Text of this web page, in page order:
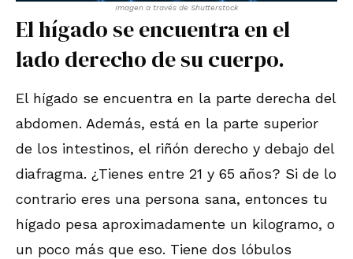
Imagen a través de Shutterstock
El hígado se encuentra en el
lado derecho de su cuerpo.
El hígado se encuentra en la parte derecha del
abdomen. Además, está en la parte superior
de los intestinos, el riñón derecho y debajo del
diafragma. ¿Tienes entre 21 y 65 años? Si de lo
contrario eres una persona sana, entonces tu
hígado pesa aproximadamente un kilogramo, o
un poco más que eso. Tiene dos lóbulos